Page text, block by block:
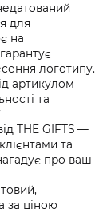
для
на
логотипу.
артикулом
та
THE GIFTS —
та
про ваш
за ціною